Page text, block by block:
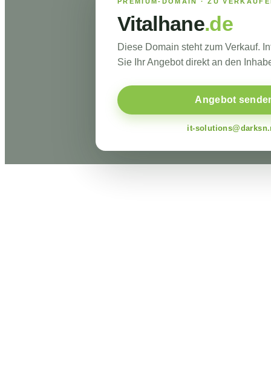
Vitalhane.de
Diese Domain steht zum Verkauf.
Sie Ihr Angebot direkt an den
Angebot
it-